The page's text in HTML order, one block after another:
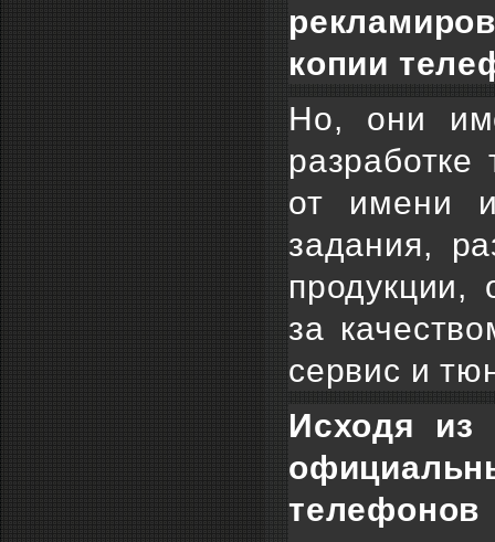
копии
Но, они
разработке
от имени и
задания,
продукции,
за
сервис и
Исходя из